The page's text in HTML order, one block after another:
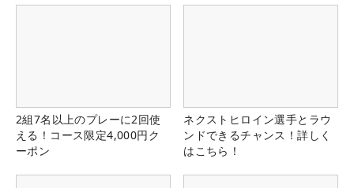
2組7名以上のプレーに2回使
える！コース限定4,000円ク
ーポン
ネクストヒロイン選手とラウ
ンドできるチャンス！詳しく
はこちら！